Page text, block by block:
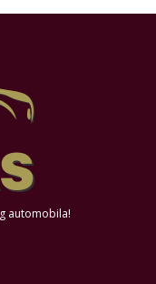
automobila!